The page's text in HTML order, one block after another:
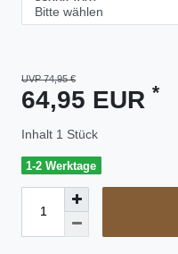
UVP 74,95 €
64,95 EUR *
Inhalt 1 Stück
1-2 Werktage